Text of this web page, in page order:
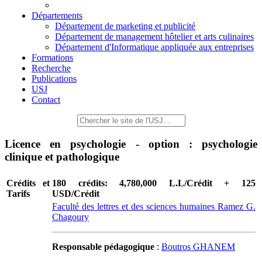
Départements
Département de marketing et publicité
Département de management hôtelier et arts culinaires
Département d'Informatique appliquée aux entreprises
Formations
Recherche
Publications
USJ
Contact
Licence en psychologie - option : psychologie
clinique et pathologique
Crédits et
Tarifs
180 crédits: 4,780,000 L.L/Crédit + 125
USD/Crédit
Faculté des lettres et des sciences humaines Ramez G.
Chagoury
Responsable pédagogique : Boutros GHANEM